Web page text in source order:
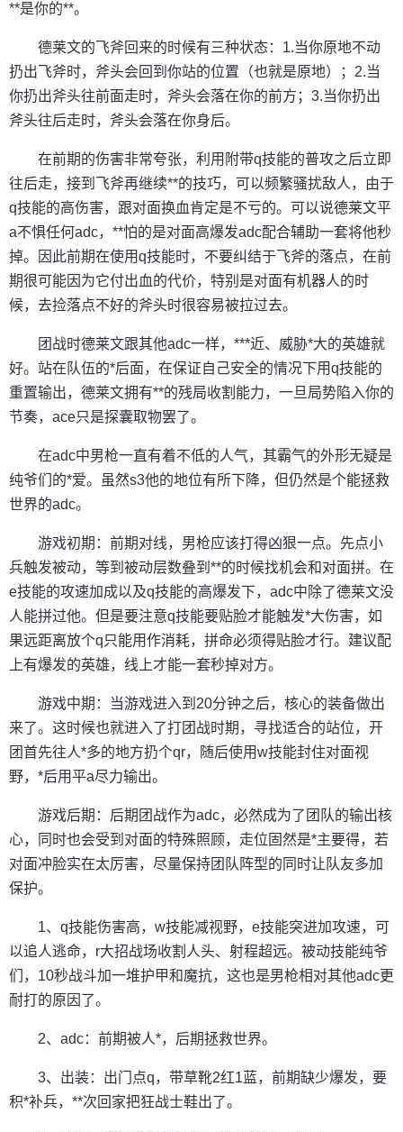
**是你的**。
德莱文的飞斧回来的时候有三种状态：1.当你原地不动
扔出飞斧时，斧头会回到你站的位置（也就是原地）；2.当
你扔出斧头往前面走时，斧头会落在你的前方；3.当你扔出
斧头往后走时，斧头会落在你身后。
在前期的伤害非常夸张，利用附带q技能的普攻之后立即
往后走，接到飞斧再继续**的技巧，可以频繁骚扰敌人，由于
q技能的高伤害，跟对面换血肯定是不亏的。可以说德莱文平
a不惧任何adc，**怕的是对面高爆发adc配合辅助一套将他秒
掉。因此前期在使用q技能时，不要纠结于飞斧的落点，在前
期很可能因为它付出血的代价，特别是对面有机器人的时
候，去捡落点不好的斧头时很容易被拉过去。
团战时德莱文跟其他adc一样，***近、威胁*大的英雄就
好。站在队伍的*后面，在保证自己安全的情况下用q技能的
重置输出，德莱文拥有**的残局收割能力，一旦局势陷入你的
节奏，ace只是探囊取物罢了。
在adc中男枪一直有着不低的人气，其霸气的外形无疑是
纯爷们的*爱。虽然s3他的地位有所下降，但仍然是个能拯救
世界的adc。
游戏初期：前期对线，男枪应该打得凶狠一点。先点小
兵触发被动，等到被动层数叠到**的时候找机会和对面拼。在
e技能的攻速加成以及q技能的高爆发下，adc中除了德莱文没
人能拼过他。但是要注意q技能要贴脸才能触发*大伤害，如
果远距离放个q只能用作消耗，拼命必须得贴脸才行。建议配
上有爆发的英雄，线上才能一套秒掉对方。
游戏中期：当游戏进入到20分钟之后，核心的装备做出
来了。这时候也就进入了打团战时期，寻找适合的站位，开
团首先往人*多的地方扔个qr，随后使用w技能封住对面视
野，*后用平a尽力输出。
游戏后期：后期团战作为adc，必然成为了团队的输出核
心，同时也会受到对面的特殊照顾，走位固然是*主要得，若
对面冲脸实在太厉害，尽量保持团队阵型的同时让队友多加
保护。
1、q技能伤害高，w技能减视野，e技能突进加攻速，可
以追人逃命，r大招战场收割人头、射程超远。被动技能纯爷
们，10秒战斗加一堆护甲和魔抗，这也是男枪相对其他adc更
耐打的原因了。
2、adc：前期被人*，后期拯救世界。
3、出装：出门点q，带草靴2红1蓝，前期缺少爆发，要
积*补兵，**次回家把狂战士鞋出了。